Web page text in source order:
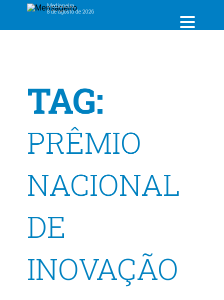
Medianeira,
8 de agosto de 2026
TAG:
PRÊMIO
NACIONAL
DE
INOVAÇÃO